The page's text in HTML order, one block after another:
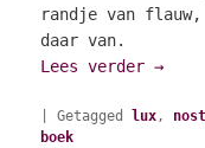
randje van
daar van.
Lees verder→
|Getagged lux,
boek